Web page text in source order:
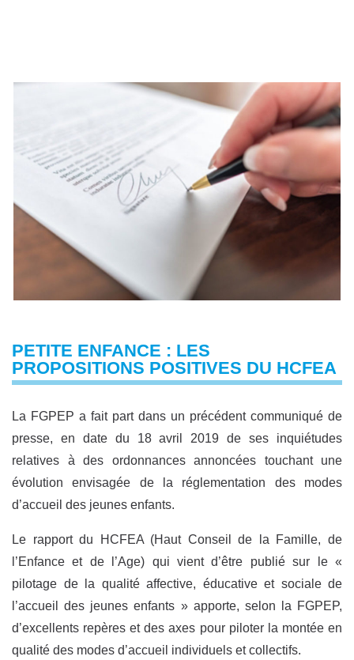
PETITE ENFANCE : LES
PROPOSITIONS POSITIVES DU HCFEA
La FGPEP a fait part dans un précédent communiqué de
presse, en date du 18 avril 2019 de ses inquiétudes
relatives à des ordonnances annoncées touchant une
évolution envisagée de la réglementation des modes
d’accueil des jeunes enfants.
Le rapport du HCFEA (Haut Conseil de la Famille, de
l’Enfance et de l’Age) qui vient d’être publié sur le «
pilotage de la qualité affective, éducative et sociale de
l’accueil des jeunes enfants » apporte, selon la FGPEP,
d’excellents repères et des axes pour piloter la montée en
qualité des modes d’accueil individuels et collectifs.